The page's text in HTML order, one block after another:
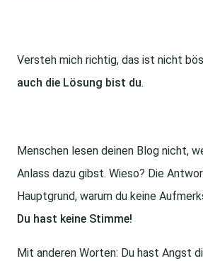
Versteh mich richtig, das ist nicht
auch die Lösung bist du.
Menschen lesen deinen Blog nicht,
Anlass dazu gibst. Wieso? Die
Hauptgrund, warum du keine
Du hast keine Stimme!
Mit anderen Worten: Du hast Angst